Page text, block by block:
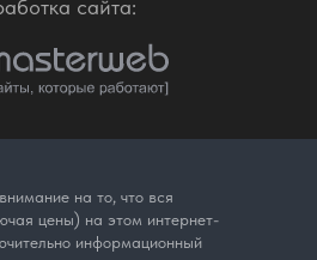
сайта:
на то, что вся
цены) на этом интернет-
информационный